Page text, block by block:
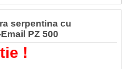
serpentina cu
PZ 500
!